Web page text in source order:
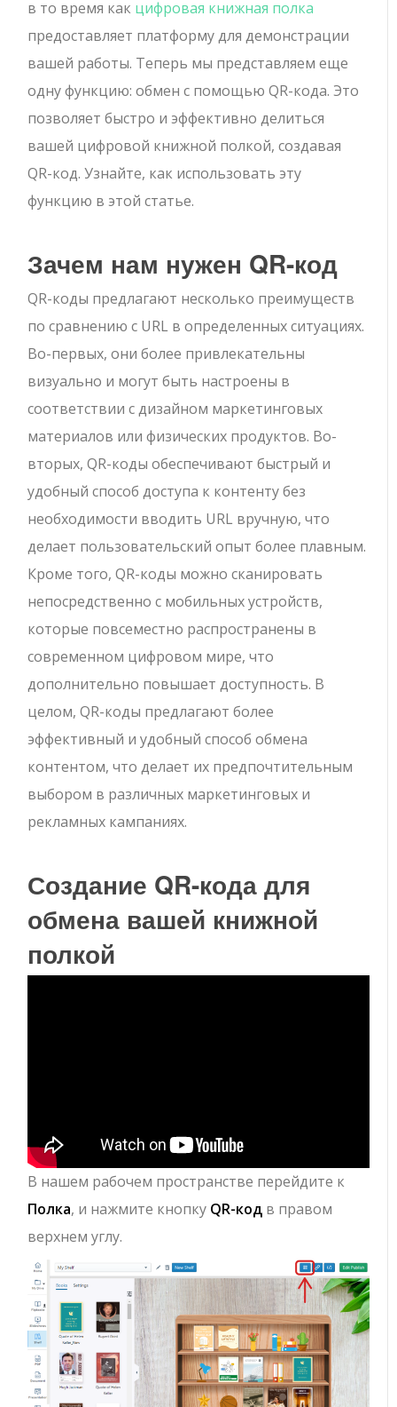
в то время как цифровая книжная полка
предоставляет платформу для демонстрации
вашей работы. Теперь мы представляем еще
одну функцию: обмен с помощью QR-кода. Это
позволяет быстро и эффективно делиться
вашей цифровой книжной полкой, создавая
QR-код. Узнайте, как использовать эту
функцию в этой статье.
Зачем нам нужен QR-код
QR-коды предлагают несколько преимуществ
по сравнению с URL в определенных ситуациях.
Во-первых, они более привлекательны
визуально и могут быть настроены в
соответствии с дизайном маркетинговых
материалов или физических продуктов. Во-
вторых, QR-коды обеспечивают быстрый и
удобный способ доступа к контенту без
необходимости вводить URL вручную, что
делает пользовательский опыт более плавным.
Кроме того, QR-коды можно сканировать
непосредственно с мобильных устройств,
которые повсеместно распространены в
современном цифровом мире, что
дополнительно повышает доступность. В
целом, QR-коды предлагают более
эффективный и удобный способ обмена
контентом, что делает их предпочтительным
выбором в различных маркетинговых и
рекламных кампаниях.
Создание QR-кода для
обмена вашей книжной
полкой
В нашем рабочем пространстве перейдите к
Полка, и нажмите кнопку QR-код в правом
верхнем углу.